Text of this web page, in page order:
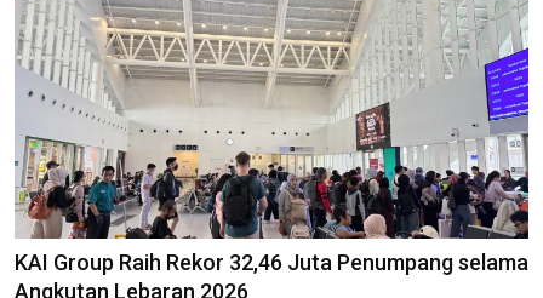
KAI Group Raih Rekor 32,46 Juta Penumpang selama
Angkutan Lebaran 2026